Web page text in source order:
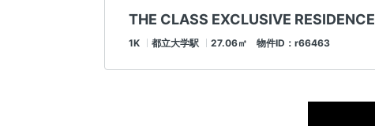
THE CLASS EXCLUSIVE RESIDENCE
1K 都立大学駅 27.06㎡ 物件ID：r66463